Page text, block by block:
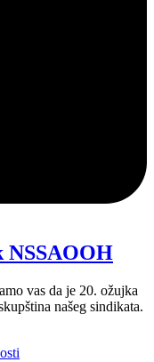
NSSAOOH
vas da je 20. ožujka
našeg sindikata.